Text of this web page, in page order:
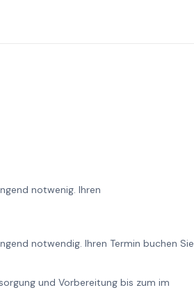
notwenig. Ihren
notwendig. Ihren Termin buchen Sie
und Vorbereitung bis zum im